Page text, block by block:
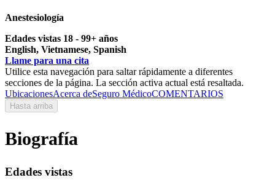
Anestesiología
Edades vistas 18 - 99+ años
English, Vietnamese, Spanish
Llame para una cita
Utilice esta navegación para saltar rápidamente a diferentes
secciones de la página. La sección activa actual está resaltada.
UbicacionesAcerca deSeguro MédicoCOMENTARIOS
Hasta arriba
Biografía
Edades vistas